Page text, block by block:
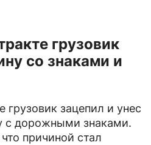
грузовик
со знаками и
грузовик зацепил и унес
с дорожными знаками.
причиной стал